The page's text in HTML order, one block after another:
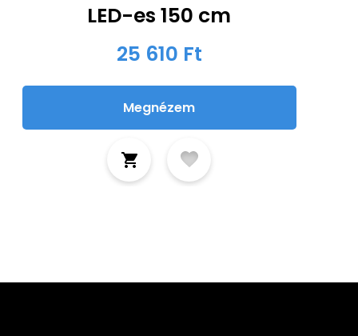
LED-es 150 cm
25 610 Ft
Megnézem